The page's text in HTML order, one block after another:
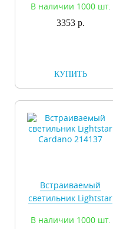
В наличии 1000 шт.
3353 р.
КУПИТЬ
Встраиваемый
светильник Lightstar
В наличии 1000 шт.